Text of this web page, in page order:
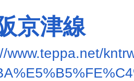
京津線
www.teppa.net/